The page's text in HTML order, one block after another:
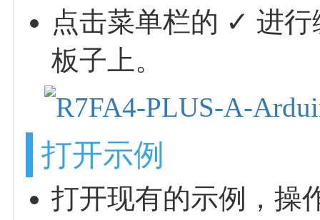
点击菜单栏的 ✓ 进
板子上。
打开示例
打开现有的示例，操